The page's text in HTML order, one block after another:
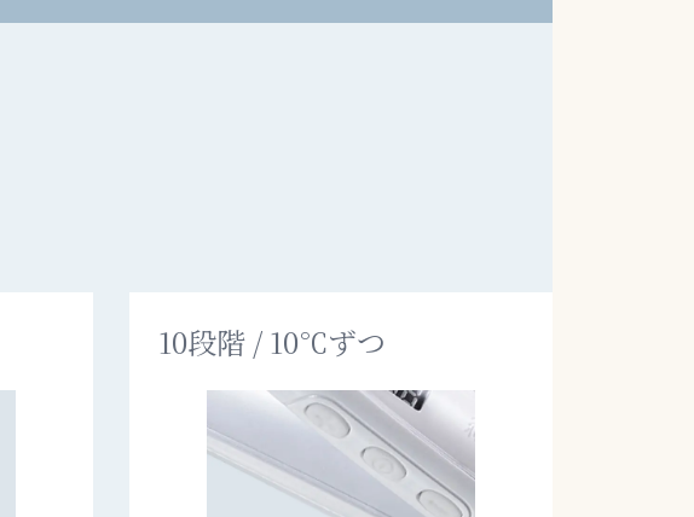
10段階 / 10℃ずつ